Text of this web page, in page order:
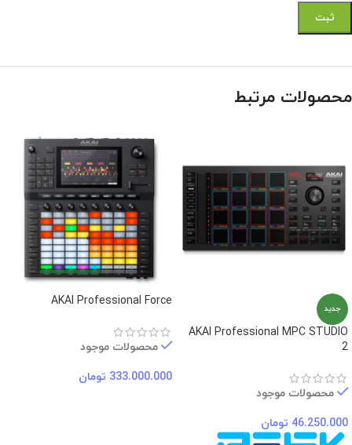
محصولات مرتبط
جدید
AKAI Professional MPC STUDIO
2
محصولات موجود
46.250.000 تومان
AKAI Professional Force
محصولات موجود
333.000.000 تومان